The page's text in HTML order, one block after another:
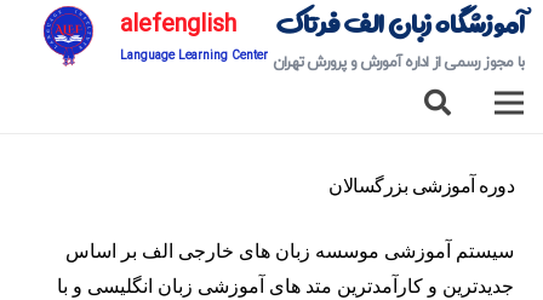
آموزشگاه زبان الف فرتاک
با مجوز رسمی از اداره آمورش و پرورش تهران
alefenglish
Language Learning Center
دوره آموزشی بزرگسالان
سیستم آموزشی موسسه زبان های خارجی الف بر اساس
جدیدترین و کارآمدترین متد های آموزشی زبان انگلیسی و با